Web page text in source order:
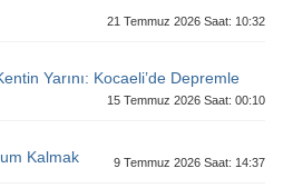
21 Temmuz 2026 Saat: 10:32
Yarını: Kocaeli’de Depremle
15 Temmuz 2026 Saat: 00:10
Kalmak 9 Temmuz 2026 Saat: 14:37